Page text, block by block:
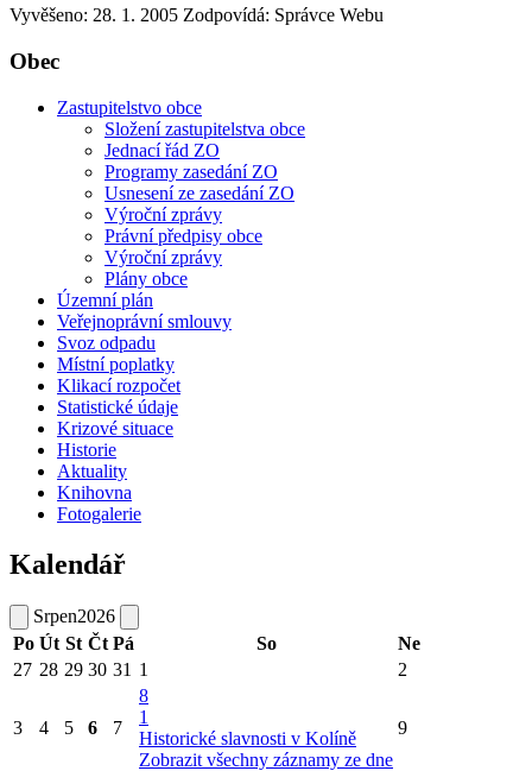
Vyvěšeno: 28. 1. 2005 Zodpovídá: Správce Webu
Obec
Zastupitelstvo obce
Složení zastupitelstva obce
Jednací řád ZO
Programy zasedání ZO
Usnesení ze zasedání ZO
Výroční zprávy
Právní předpisy obce
Výroční zprávy
Plány obce
Územní plán
Veřejnoprávní smlouvy
Svoz odpadu
Místní poplatky
Klikací rozpočet
Statistické údaje
Krizové situace
Historie
Aktuality
Knihovna
Fotogalerie
Kalendář
Srpen2026
Po Út St Čt Pá So
Ne
27 28 29 30 31 1 2
3 4 5 6 7
8
1
Historické slavnosti v Kolíně
Zobrazit všechny záznamy ze dne
9